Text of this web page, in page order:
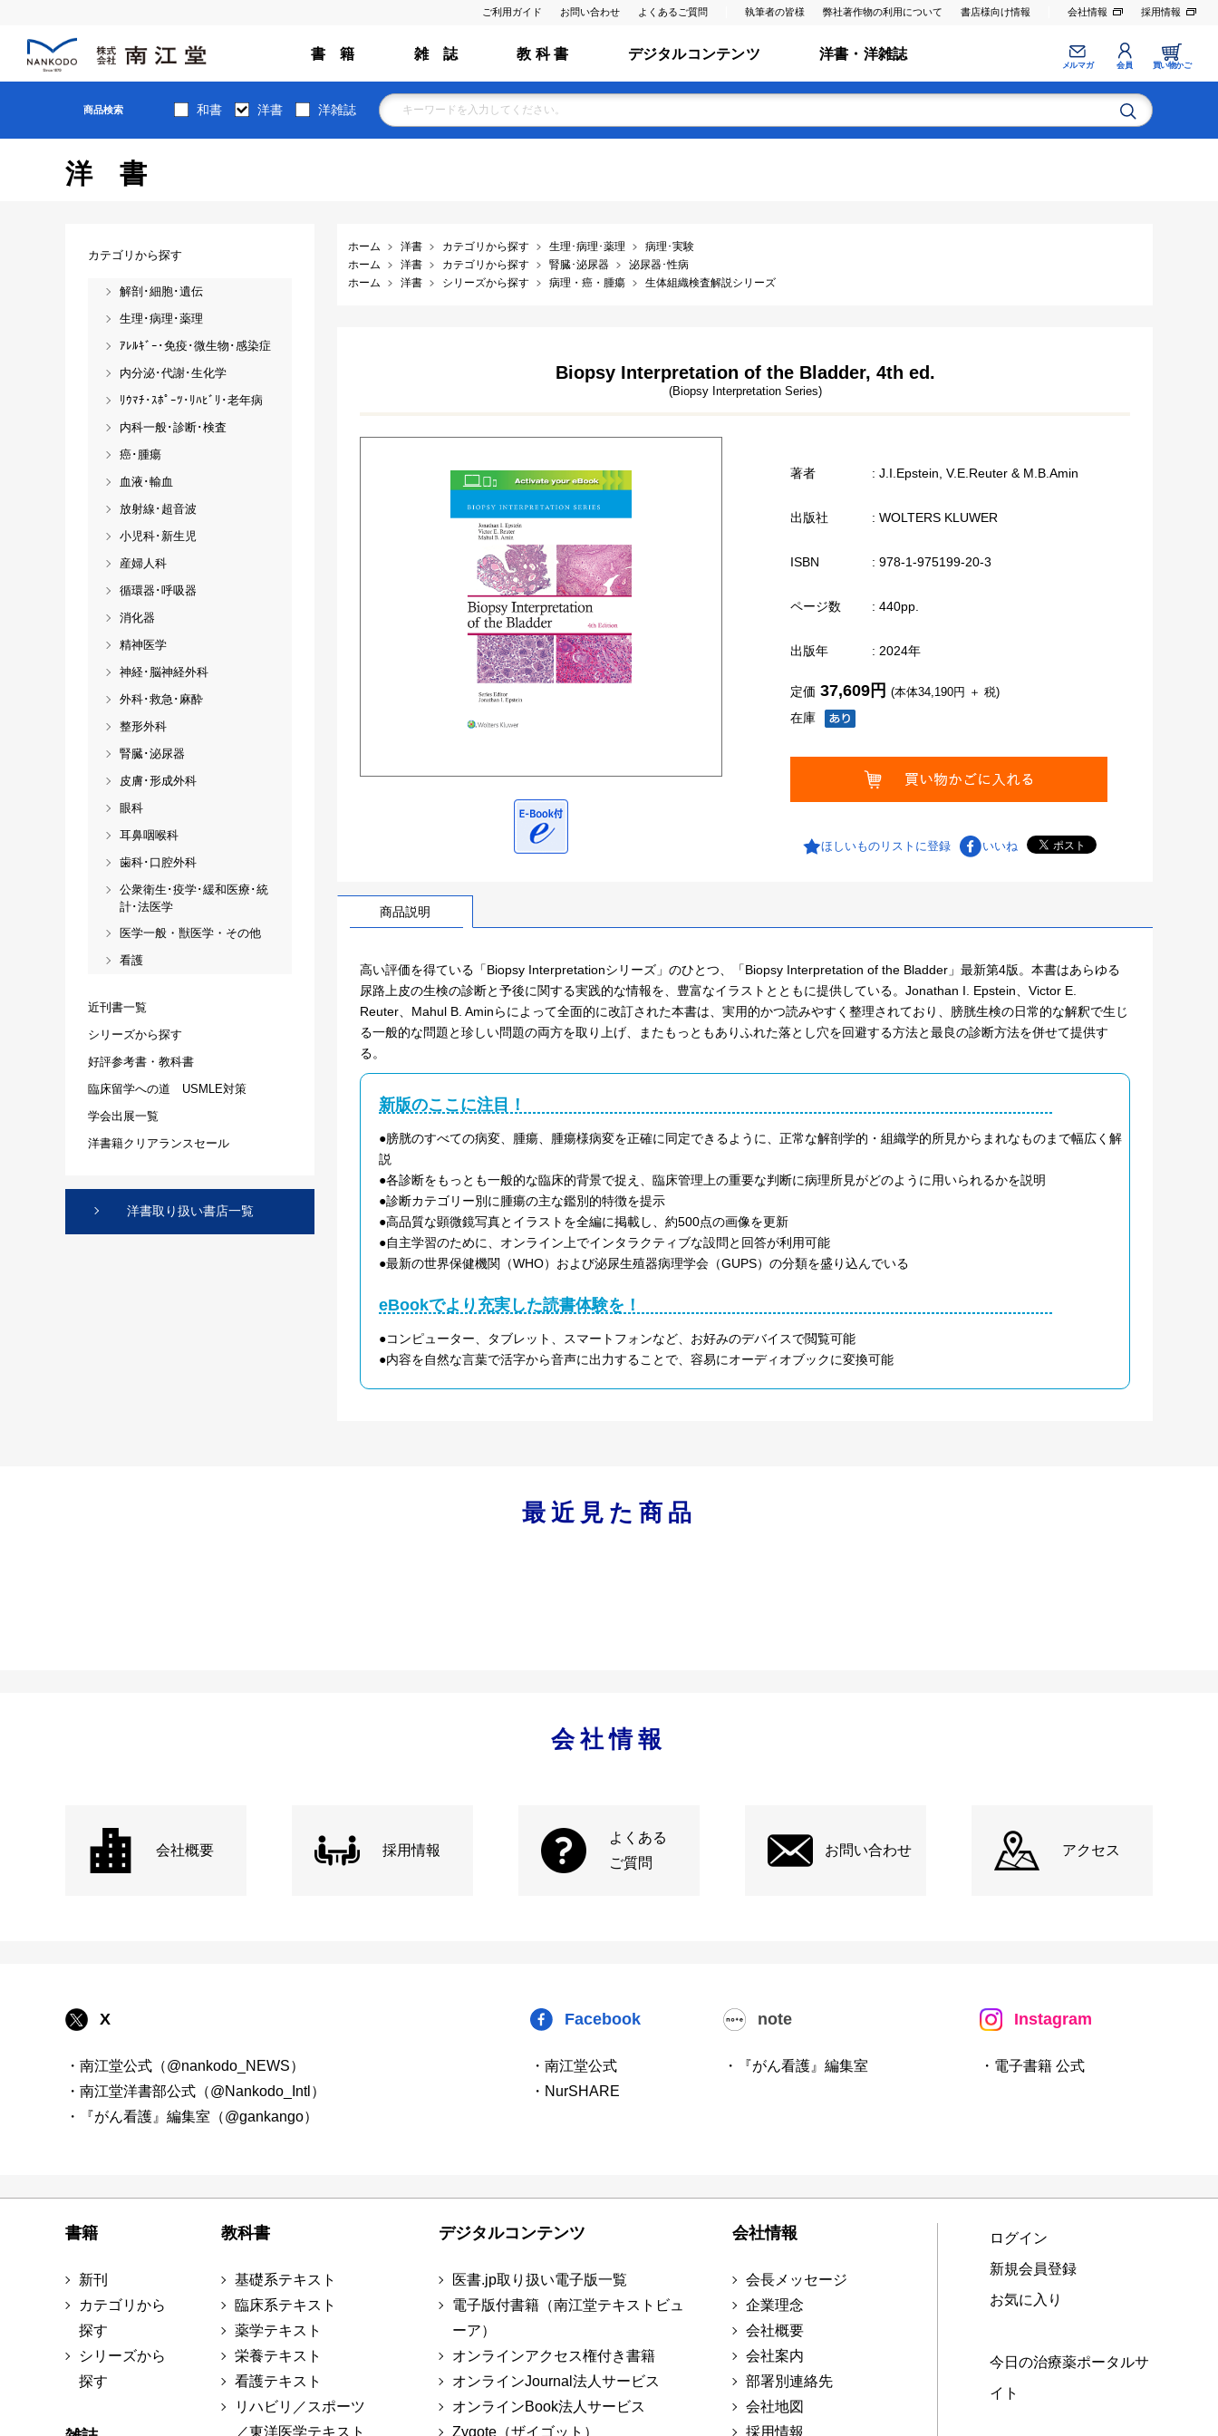
ご利用ガイド お問い合わせ よくあるご質問 執筆者の皆様 弊社著作物の利用について 書店様向け情報 会社情報 採用情報
書 籍 雑 誌 教 科 書 デジタルコンテンツ 洋書・洋雑誌
メルマガ 会員 買い物かご
商品検索 和書 洋書 洋雑誌
洋書
ホーム 洋書 カテゴリから探す 生理･病理･薬理
病理･実験
ホーム
洋書 カテゴリから探す 腎臓･泌尿器
泌尿器･性病
ホーム
洋書 シリーズから探す 病理・癌・腫瘍 生体組織検査解説シリーズ
Biopsy Interpretation of the Bladder, 4th ed.
(Biopsy Interpretation Series)
著者 : J.I.Epstein, V.E.Reuter & M.B.Amin
出版社 : WOLTERS KLUWER
ISBN : 978-1-975199-20-3
ページ数 : 440pp.
出版年 : 2024年
在庫
定価 37,609円 (本体34,190円 ＋ 税)
ほしいものリストに登録 いいね
商品説明
高い評価を得ている「Biopsy Interpretationシリーズ」のひとつ、「Biopsy Interpretation of the Bladder」最新第4版。本書はあらゆる
尿路上皮の生検の診断と予後に関する実践的な情報を、豊富なイラストとともに提供している。Jonathan I. Epstein、Victor E.
Reuter、Mahul B. Aminらによって全面的に改訂された本書は、実用的かつ読みやすく整理されており、膀胱生検の日常的な解釈で生じ
る一般的な問題と珍しい問題の両方を取り上げ、またもっともありふれた落とし穴を回避する方法と最良の診断方法を併せて提供す
る。
新版のここに注目！
●膀胱のすべての病変、腫瘍、腫瘍様病変を正確に同定できるように、正常な解剖学的・組織学的所見からまれなものまで幅広く解
説
●各診断をもっとも一般的な臨床的背景で捉え、臨床管理上の重要な判断に病理所見がどのように用いられるかを説明
●診断カテゴリー別に腫瘍の主な鑑別的特徴を提示
●高品質な顕微鏡写真とイラストを全編に掲載し、約500点の画像を更新
●自主学習のために、オンライン上でインタラクティブな設問と回答が利用可能
●最新の世界保健機関（WHO）および泌尿生殖器病理学会（GUPS）の分類を盛り込んでいる
eBookでより充実した読書体験を！
●コンピューター、タブレット、スマートフォンなど、お好みのデバイスで閲覧可能
●内容を自然な言葉で活字から音声に出力することで、容易にオーディオブックに変換可能
カテゴリから探す
解剖･細胞･遺伝
生理･病理･薬理
ｱﾚﾙｷﾞｰ･免疫･微生物･感染症
内分泌･代謝･生化学
ﾘｳﾏﾁ･ｽﾎﾟｰﾂ･ﾘﾊﾋﾞﾘ･老年病
内科一般･診断･検査
癌･腫瘍
血液･輸血
放射線･超音波
小児科･新生児
産婦人科
循環器･呼吸器
消化器
精神医学
神経･脳神経外科
外科･救急･麻酔
整形外科
腎臓･泌尿器
皮膚･形成外科
眼科
耳鼻咽喉科
歯科･口腔外科
公衆衛生･疫学･緩和医療･統
計･法医学
医学一般・獣医学・その他
看護
近刊書一覧
シリーズから探す
好評参考書・教科書
臨床留学への道 USMLE対策
学会出展一覧
洋書籍クリアランスセール
洋書取り扱い書店一覧
最近見た商品
会社情報
会社概要 採用情報
よくある
ご質問
お問い合わせ アクセス
X
・南江堂公式（@nankodo_NEWS）
・南江堂洋書部公式（@Nankodo_Intl）
・『がん看護』編集室（@gankango）
Facebook
・南江堂公式
・NurSHARE
note
・『がん看護』編集室
Instagram
・電子書籍 公式
書籍
新刊
カテゴリから
探す
シリーズから
探す
教科書
基礎系テキスト
臨床系テキスト
薬学テキスト
栄養テキスト
看護テキスト
リハビリ／スポーツ
／東洋医学テキスト
デジタルコンテンツ
医書.jp取り扱い電子版一覧
電子版付書籍（南江堂テキストビュ
ーア）
オンラインアクセス権付き書籍
オンラインJournal法人サービス
オンラインBook法人サービス
Zygote（ザイゴット）
会社情報
会長メッセージ
企業理念
会社概要
会社案内
部署別連絡先
会社地図
採用情報
ログイン
新規会員登録
お気に入り
今日の治療薬ポータルサ
イト